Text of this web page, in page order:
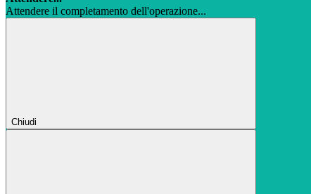
Attendere il completamento dell'operazione...
Chiudi